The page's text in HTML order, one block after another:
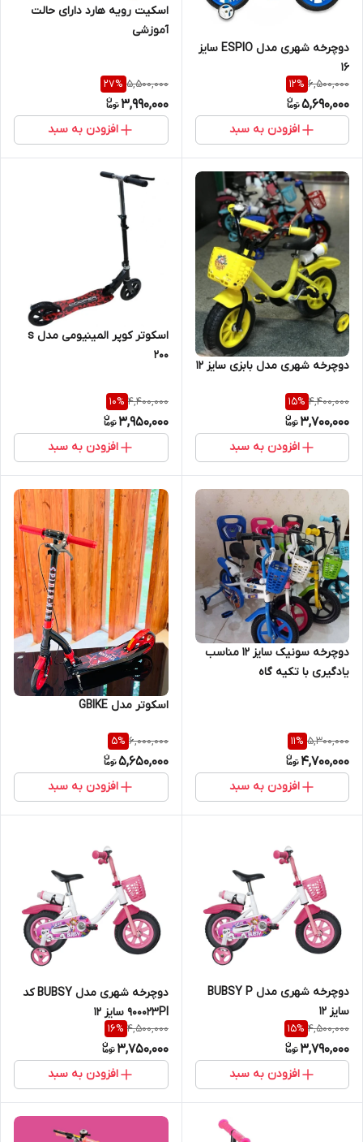
دوچرخه شهری مدل ESPIO سایز
16
6,500,000
12%
5,690,000
افزودن به سبد
اسکیت رویه هارد دارای حالت
آموزشی
5,500,000
27%
3,990,000
افزودن به سبد
دوچرخه شهری مدل بابزی سایز 12
4,400,000
15%
3,700,000
افزودن به سبد
اسکوتر کوپر المینیومی مدل s
200
4,400,000
10%
3,950,000
افزودن به سبد
دوچرخه سونیک سایز 12 مناسب
یادگیری با تکیه گاه
5,300,000
11%
4,700,000
افزودن به سبد
اسکوتر مدل GBIKE
6,000,000
5%
5,650,000
افزودن به سبد
دوچرخه شهری مدل BUBSY P
سایز 12
4,500,000
15%
3,790,000
افزودن به سبد
دوچرخه شهری مدل BUBSY کد
900023PI سایز 12
4,500,000
16%
3,750,000
افزودن به سبد